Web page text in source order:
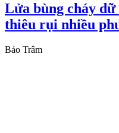
Lửa bùng cháy
thiêu rụi nhiều
Bảo Trâm